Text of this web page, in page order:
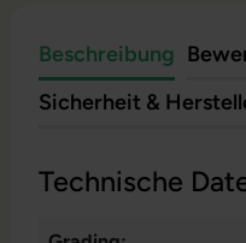
Beschreibung
Sicherheit &
Technische